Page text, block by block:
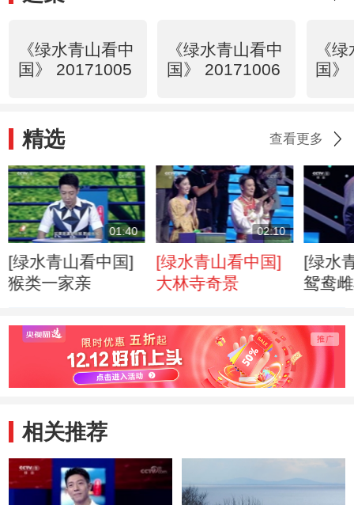
《绿水青山看中
国》 20171005
《绿水青山看中
国》 20171006
《
国
精选 查看更多
01:40
[绿水青山看中国]
猴类一家亲
02:10
[绿水青山看中国]
大林寺奇景
[绿水
鸳鸯
相关推荐